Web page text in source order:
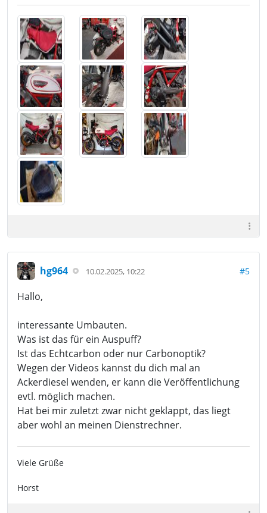
hg964 10.02.2025, 10:22 #5
Hallo,
interessante Umbauten.
Was ist das für ein Auspuff?
Ist das Echtcarbon oder nur Carbonoptik?
Wegen der Videos kannst du dich mal an
Ackerdiesel wenden, er kann die Veröffentlichung
evtl. möglich machen.
Hat bei mir zuletzt zwar nicht geklappt, das liegt
aber wohl an meinen Dienstrechner.
Viele Grüße
Horst